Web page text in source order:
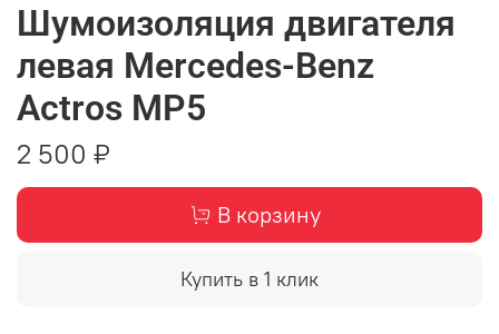
Шумоизоляция двигателя
левая Mercedes-Benz
Actros MP5
2 500 ₽
В корзину
Купить в 1 клик